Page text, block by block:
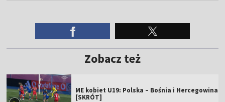
Zobacz też
ME kobiet U19: Polska – Bośnia i Hercegowina
[SKRÓT]